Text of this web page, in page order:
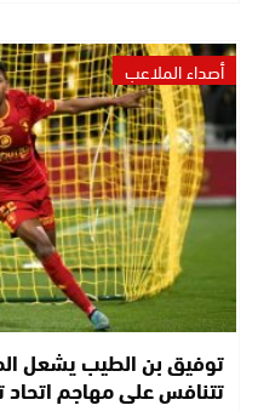
أصداء الملاعب
توفيق بن الطيب يشعل
تتنافس على مهاجم اتحاد